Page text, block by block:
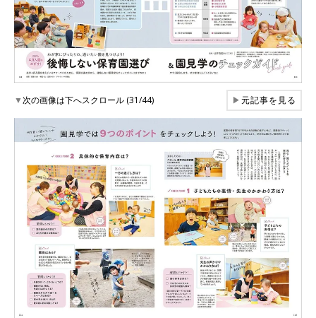
▼次の画像は下へスクロール (31/44) ▶元記事を見る